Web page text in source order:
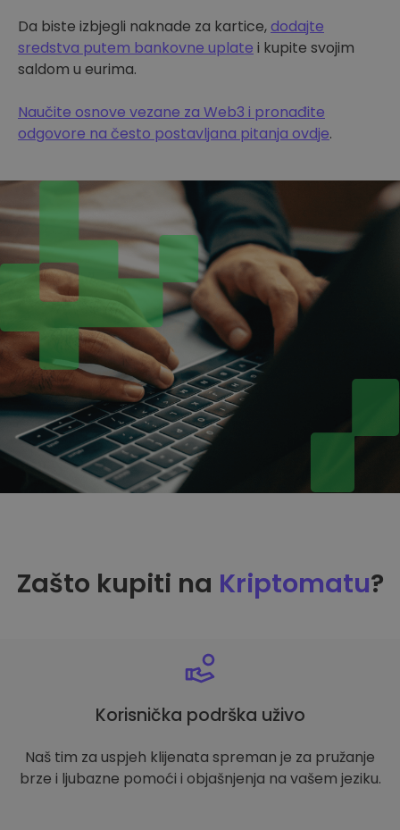
Da biste izbjegli naknade za kartice,dodajte
sredstva putem bankovne uplate i kupite svojim
saldom u eurima.
Naučite osnove vezane za Web3 i pronađite
odgovore na često postavljana pitanja ovdje.
Zašto kupiti na Kriptomatu?
Korisnička podrška uživo
Naš tim za uspjeh klijenata spreman je za pružanje
brze i ljubazne pomoći i objašnjenja na vašem jeziku.